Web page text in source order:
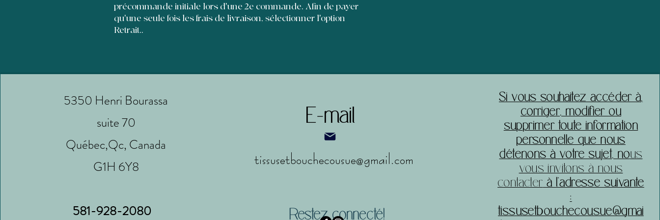
précommande initiale lors d'une 2e commande. Afin de payer
qu'une seule fois les frais de livraison, sélectionner l'option
Retrait..
5350 Henri Bourassa
suite 70
Québec,Qc, Canada
G1H 6Y8
581-928-2080
E-mail
tissusetbouchecousue@gmail.com
Restez connecté!
​Si vous souhaitez accéder à,
corriger, modifier ou
supprimer toute information
personnelle que nous
détenons à votre sujet, nous
vous invitons à nous
contacter à l’adresse suivante
:
tissusetbouchecousue@gmai